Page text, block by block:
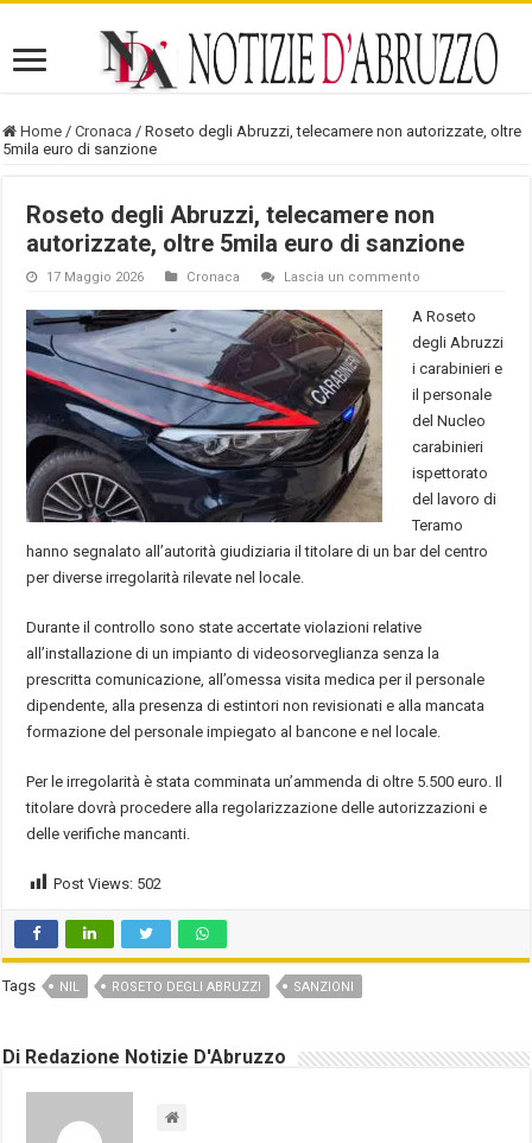
Home / Cronaca / Roseto degli Abruzzi, telecamere non autorizzate, oltre
5mila euro di sanzione
Roseto degli Abruzzi, telecamere non
autorizzate, oltre 5mila euro di sanzione
17 Maggio 2026 Cronaca Lascia un commento
A Roseto
degli Abruzzi
i carabinieri e
il personale
del Nucleo
carabinieri
ispettorato
del lavoro di
Teramo
hanno segnalato all’autorità giudiziaria il titolare di un bar del centro
per diverse irregolarità rilevate nel locale.
Durante il controllo sono state accertate violazioni relative
all’installazione di un impianto di videosorveglianza senza la
prescritta comunicazione, all’omessa visita medica per il personale
dipendente, alla presenza di estintori non revisionati e alla mancata
formazione del personale impiegato al bancone e nel locale.
Per le irregolarità è stata comminata un’ammenda di oltre 5.500 euro. Il
titolare dovrà procedere alla regolarizzazione delle autorizzazioni e
delle verifiche mancanti.
Post Views: 502
Tags NIL ROSETO DEGLI ABRUZZI SANZIONI
Di Redazione Notizie D'Abruzzo